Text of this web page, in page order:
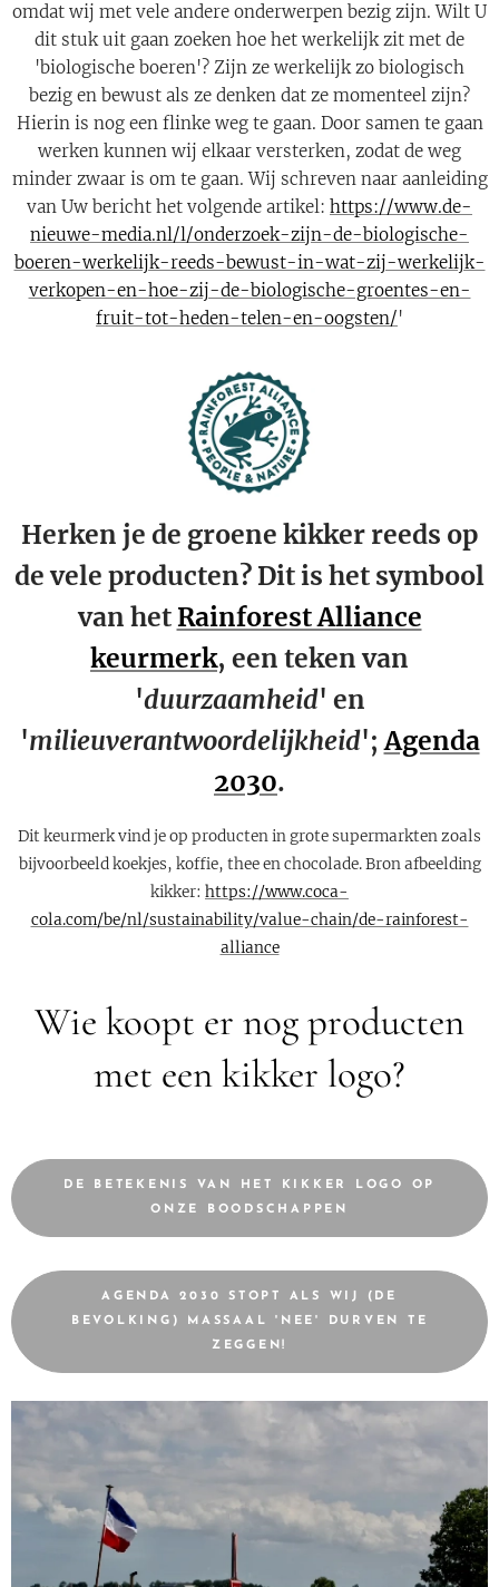
omdat wij met vele andere onderwerpen bezig zijn. Wilt U
dit stuk uit gaan zoeken hoe het werkelijk zit met de
'biologische boeren'? Zijn ze werkelijk zo biologisch
bezig en bewust als ze denken dat ze momenteel zijn?
Hierin is nog een flinke weg te gaan. Door samen te gaan
werken kunnen wij elkaar versterken, zodat de weg
minder zwaar is om te gaan. Wij schreven naar aanleiding
van Uw bericht het volgende artikel: https://www.de-
nieuwe-media.nl/l/onderzoek-zijn-de-biologische-
boeren-werkelijk-reeds-bewust-in-wat-zij-werkelijk-
verkopen-en-hoe-zij-de-biologische-groentes-en-
fruit-tot-heden-telen-en-oogsten/'
Herken je de groene kikker reeds op
de vele producten? Dit is het symbool
van het Rainforest Alliance
keurmerk, een teken van
'duurzaamheid' en
'milieuverantwoordelijkheid';Agenda
2030.
Dit keurmerk vind je op producten in grote supermarkten zoals
bijvoorbeeld koekjes, koffie, thee en chocolade. Bron afbeelding
kikker: https://www.coca-
cola.com/be/nl/sustainability/value-chain/de-rainforest-
alliance
Wie koopt er nog producten
met een kikker logo?
DE BETEKENIS VAN HET KIKKER LOGO OP
ONZE BOODSCHAPPEN
AGENDA 2030 STOPT ALS WIJ (DE
BEVOLKING) MASSAAL 'NEE' DURVEN TE
ZEGGEN!